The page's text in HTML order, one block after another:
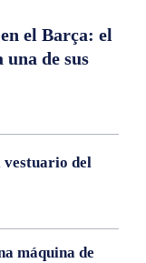
el Barça: el
una de sus
vestuario del
máquina de